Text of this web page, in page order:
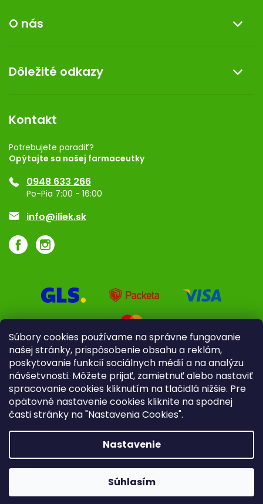
Súbory cookies používame na správne fungovanie
našej stránky, prispôsobenie obsahu a reklám,
poskytovanie funkcií sociálnych médií a na analýzu
návšetvnosti. Môžete prijať, zamietnuť alebo nastaviť
spracovanie cookies kliknutím na tlačidlá nižšie. Pre
opätovné nastavenie cookies kliknite na spodnej
časti stránky na "Nastavenia Cookies".
Nastavenie
Súhlasím
Reklamácia a vrátenie tovaru
Doprava a platba
Darček k nákupu
O nás
Kontakt
Dermocentrum
Dôležité odkazy
Rozhodnutie na prevádzku
Registrácia
Ponuka pre firmy
Značky
Kontakt
Potrebujete poradiť?
Opýtajte sa našej farmaceutky
0948 633 266
Po-Pia 7:00 - 16:00
info@iliek.sk
Pre firmy Poradenstvo
iliek.sk. Všetky práva vyhradené.
nastavenie cookies